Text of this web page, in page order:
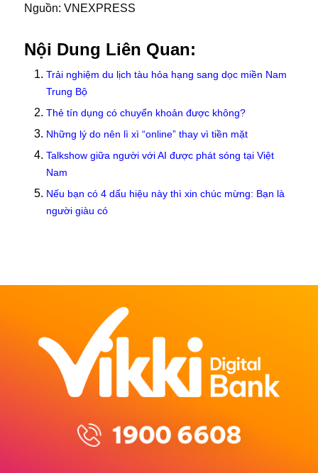
Nguồn: VNEXPRESS
Nội Dung Liên Quan:
Trải nghiệm du lịch tàu hỏa hạng sang dọc miền Nam
Trung Bộ
Thẻ tín dụng có chuyển khoản được không?
Những lý do nên lì xì “online” thay vì tiền mặt
Talkshow giữa người với AI được phát sóng tại Việt
Nam
Nếu bạn có 4 dấu hiệu này thì xin chúc mừng: Bạn là
người giàu có